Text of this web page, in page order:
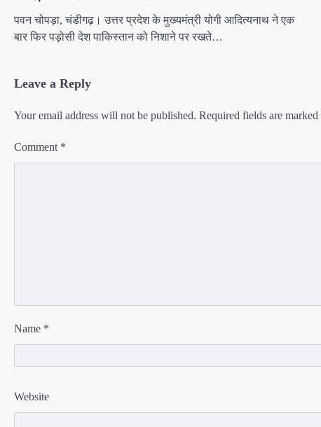
पवन चोपड़ा, चंडीगढ़। उत्तर प्रदेश के मुख्यमंत्री योगी आदित्यनाथ ने एक
बार फिर पड़ोसी देश पाकिस्तान को निशाने पर रखते…
Leave a Reply
Your email address will not be published. Required fields are marked
Comment *
Name *
Website